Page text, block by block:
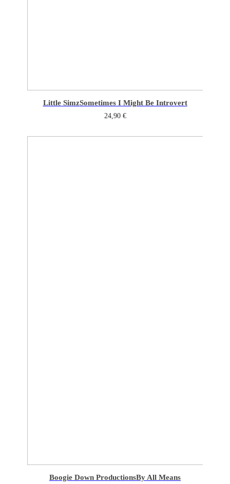
Little SimzSometimes I Might Be Introvert
24,90 €
Boogie Down ProductionsBy All Means